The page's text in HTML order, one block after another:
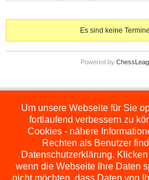
Es sind keine
Powered by
Die hier dargestellten Ligen werden extern
Orginal aufhttp://
Um unsere Webseite für Sie
fortlaufend verbessern zu
Cookies - nähere
Rechten als Benutzer
Datenschutzerklärung.
wenn die Webseite Ihre Daten
nicht möchten, dass Daten von